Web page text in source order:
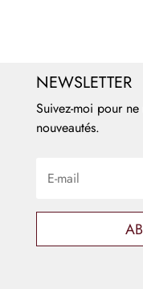
NEWSLETTER
Suivez-moi pour
nouveautés.